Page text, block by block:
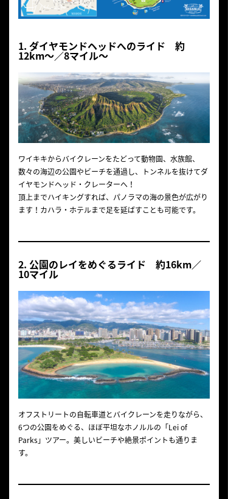
1. ダイヤモンドヘッドへのライド 約
12km～／8マイル～
ワイキキからバイクレーンをたどって動物園、水族館、
数々の海辺の公園やビーチを通過し、トンネルを抜けてダ
イヤモンドヘッド・クレーターへ！
頂上までハイキングすれば、パノラマの海の景色が広がり
ます！カハラ・ホテルまで足を延ばすことも可能です。
2. 公園のレイをめぐるライド 約16km／
10マイル
オフストリートの自転車道とバイクレーンを走りながら、
6つの公園をめぐる、ほぼ平坦なホノルルの「Lei of
Parks」ツアー。美しいビーチや絶景ポイントも通りま
す。